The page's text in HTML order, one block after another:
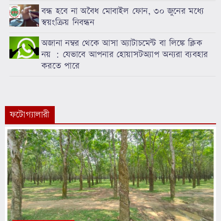
বন্ধ হবে না অবৈধ মোবাইল ফোন, ৩০ জুনের মধ্যে
স্বয়ংক্রিয় নিবন্ধন
অজানা নম্বর থেকে আসা অ্যাটাচমেন্ট বা লিঙ্কে ক্লিক
নয় : যেভাবে আপনার হোয়াসটঅ্যাপ অন্যরা ব্যবহার
করতে পারে
ফটোগ্যালারী